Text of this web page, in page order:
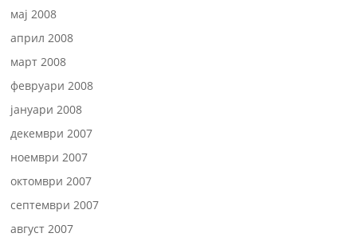
мај 2008
април 2008
март 2008
февруари 2008
јануари 2008
декември 2007
ноември 2007
октомври 2007
септември 2007
август 2007